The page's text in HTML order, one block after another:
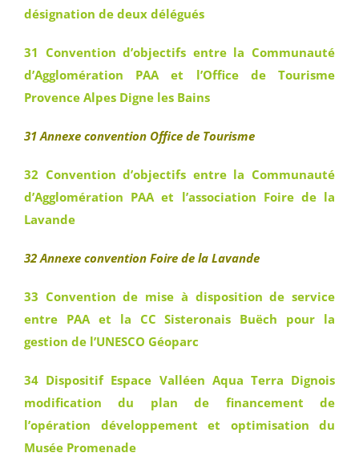
désignation de deux délégués
31 Convention d’objectifs entre la Communauté
d’Agglomération PAA et l’Office de Tourisme
Provence Alpes Digne les Bains
31 Annexe convention Office de Tourisme
32 Convention d’objectifs entre la Communauté
d’Agglomération PAA et l’association Foire de la
Lavande
32 Annexe convention Foire de la Lavande
33 Convention de mise à disposition de service
entre PAA et la CC Sisteronais Buëch pour la
gestion de l’UNESCO Géoparc
34 Dispositif Espace Valléen Aqua Terra Dignois
modification du plan de financement de
l’opération développement et optimisation du
Musée Promenade